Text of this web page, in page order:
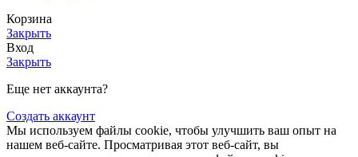
Корзина
Закрыть
Вход
Закрыть
Еще нет аккаунта?
Создать аккаунт
Мы используем файлы cookie, чтобы улучшить ваш опыт на
нашем веб-сайте. Просматривая этот веб-сайт, вы